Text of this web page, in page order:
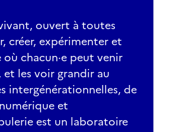
ouvert à toutes
créer, expérimenter et
où chacun·e peut venir
et les voir grandir au
intergénérationnelles, de
et
est un laboratoire